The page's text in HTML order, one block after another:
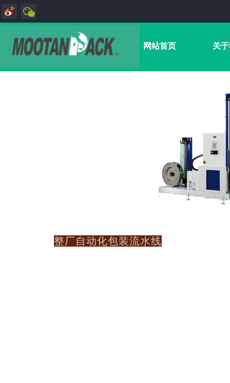
网站首页 关
整厂自动化包装流水线